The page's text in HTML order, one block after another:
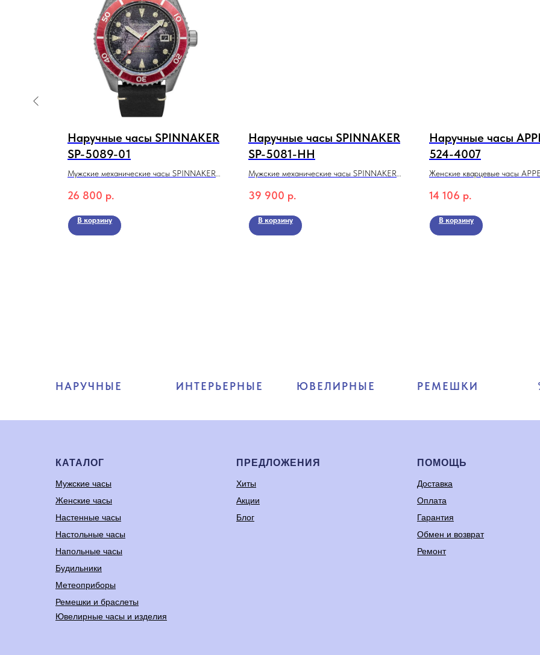
Наручные часы SPINNAKER
SP-5089-01
Мужские механические часы SPINNAKER
WRECK
26 800 р.
В корзину
Наручные часы SPINNAKER
SP-5081-HH
Мужские механические часы SPINNAKER
коллекции DUMAS
39 900 р.
В корзину
Наручные часы
524-4007
Женские кварцевые часы
14 106 р.
В корзину
НАРУЧНЫЕ ИНТЕРЬЕРНЫЕ ЮВЕЛИРНЫЕ РЕМЕШКИ
КАТАЛОГ
Мужские часы
Женские часы
Настенные часы
Настольные часы
Напольные часы
Будильники
Метеоприборы
Ремешки и браслеты
Ювелирные часы и изделия
ПРЕДЛОЖЕНИЯ
Хиты
Акции
Блог
ПОМОЩЬ
Доставка
Оплата
Гарантия
Обмен и возврат
Ремонт